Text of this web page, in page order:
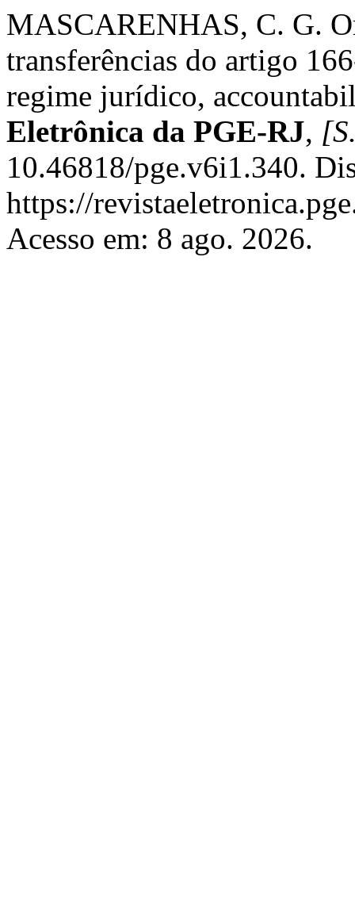
MASCARENHAS, C. G.
transferências do artigo
regime jurídico,
Eletrônica da PGE-RJ,
10.46818/pge.v6i1.340.
https://
Acesso em: 8 ago. 2026.